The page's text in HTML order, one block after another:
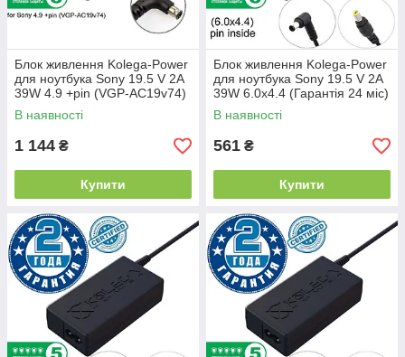
Блок живлення Kolega-Power
для ноутбука Sony 19.5 V 2A
39W 4.9 +pin (VGP-AC19v74)
(Гарантія 24 міс)
В наявності
1 144 ₴
Купити
Блок живлення Kolega-Power
для ноутбука Sony 19.5 V 2A
39W 6.0x4.4 (Гарантія 24 міс)
В наявності
561 ₴
Купити